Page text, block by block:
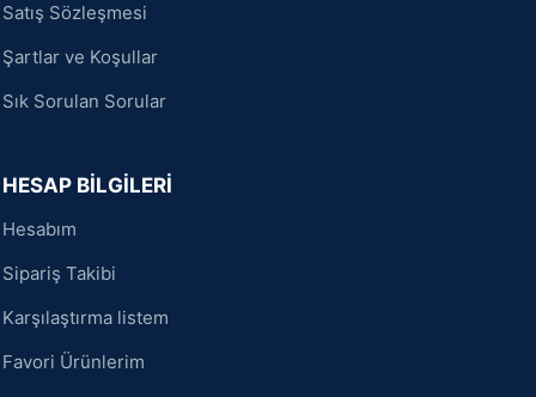
Satış Sözleşmesi
Şartlar ve Koşullar
Sık Sorulan Sorular
HESAP BİLGİLERİ
Hesabım
Sipariş Takibi
Karşılaştırma listem
Favori Ürünlerim